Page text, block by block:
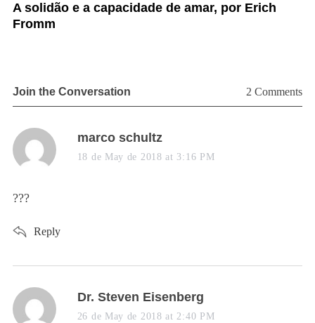
A solidão e a capacidade de amar, por Erich
Fromm
Join the Conversation 2 Comments
s
a
marco schultz
18 de May de 2018 at 3:16 PM
???
Reply
s
a
Dr. Steven Eisenberg
26 de May de 2018 at 2:40 PM